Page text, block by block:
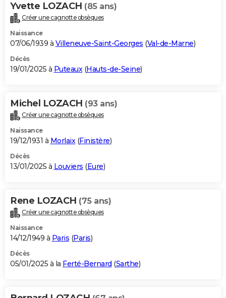
Yvette LOZACH (85 ans)
Créer une cagnotte obsèques
Naissance
07/06/1939 à Villeneuve-Saint-Georges (Val-de-Marne)
Décès
19/01/2025 à Puteaux(Hauts-de-Seine)
Michel LOZACH (93 ans)
Créer une cagnotte obsèques
Naissance
19/12/1931 à Morlaix(Finistère)
Décès
13/01/2025 à Louviers (Eure)
Rene LOZACH (75 ans)
Créer une cagnotte obsèques
Naissance
14/12/1949 à Paris (Paris)
Décès
05/01/2025 à la Ferté-Bernard (Sarthe)